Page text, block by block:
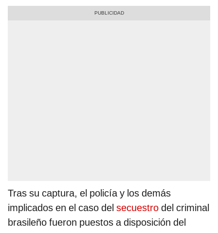
Tras su captura, el policía y los demás
implicados en el caso del secuestro del criminal
brasileño fueron puestos a disposición del